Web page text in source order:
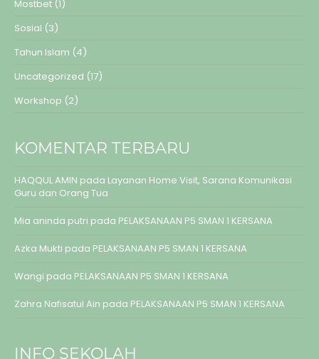
Mostbet (1)
Sosial (3)
Tahun Islam (4)
Uncategorized (17)
Workshop (2)
KOMENTAR TERBARU
HAQQUL AMIN pada Layanan Home Visit, Sarana Komunikasi
Guru dan Orang Tua
Mia aninda putri pada PELAKSANAAN P5 SMAN 1 KERSANA
Azka Mukti pada PELAKSANAAN P5 SMAN 1 KERSANA
Wangi pada PELAKSANAAN P5 SMAN 1 KERSANA
Zahra Nafisatul Ain pada PELAKSANAAN P5 SMAN 1 KERSANA
INFO SEKOLAH